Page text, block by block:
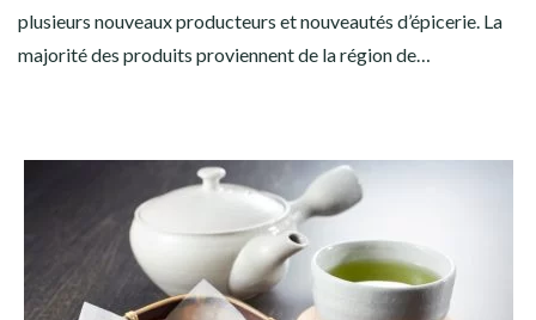
plusieurs nouveaux producteurs et nouveautés d’épicerie. La
majorité des produits proviennent de la région de…